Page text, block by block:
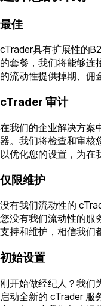
最佳
cTrader具有扩展性的
的套餐，我们将能够连
的流动性提供掉期、佣
cTrader 审计
在我们的企业解决方案
器。我们将检查和审核
以优化您的设置，为在
仅限维护
没有我们流动性的
您没有我们流动性的服
支持和维护，相信我们
初始设置
刚开始做经纪人？我们
启动全新的 cTrader 服